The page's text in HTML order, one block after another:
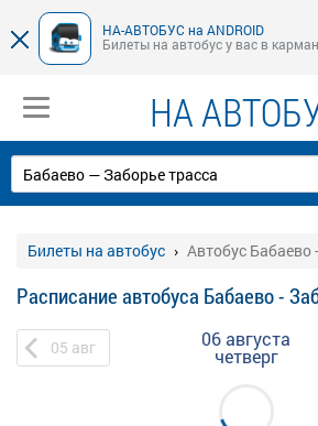
НА-АВТОБУС на ANDROID
Билеты на автобус у вас в
НА
Билеты на автобус Автобус Бабаево
Расписание автобуса Бабаево -
05 авг 06 августа
четверг